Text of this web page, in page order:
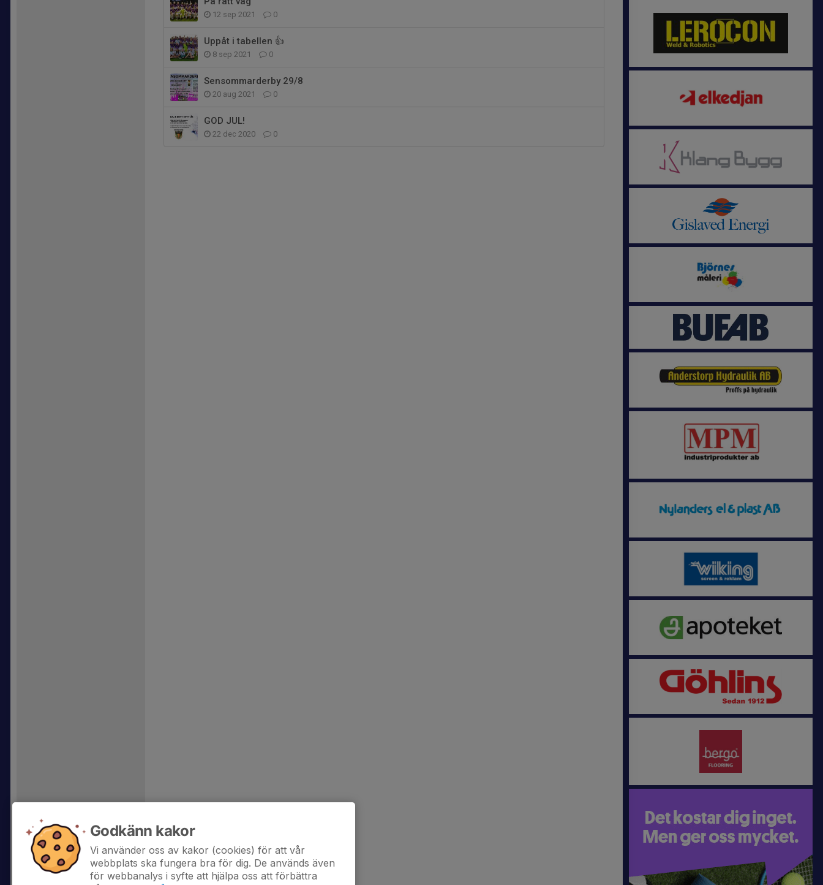
12 sep 2021 0
Uppåt i tabellen 👍
8 sep 2021 0
Sensommarderby 29/8
20 aug 2021 0
GOD JUL!
22 dec 2020 0
Godkänn kakor
Vi använder oss av kakor (cookies) för att vår
webbplats ska fungera bra för dig. De används även
för webbanalys i syfte att hjälpa oss att förbättra